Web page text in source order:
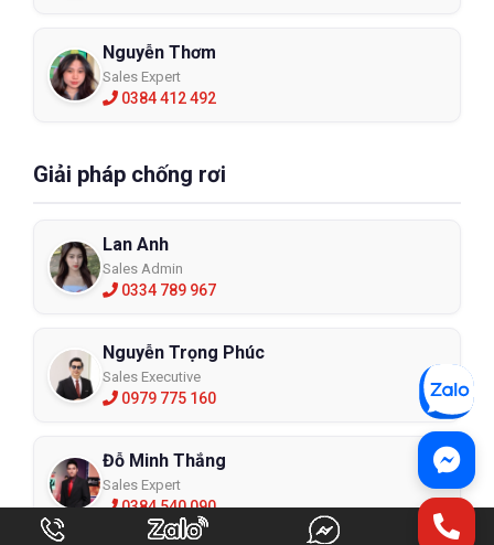
Nguyễn Thơm
Sales Expert
0384 412 492
Giải pháp chống rơi
Lan Anh
Sales Admin
0334 789 967
Nguyễn Trọng Phúc
Sales Executive
0979 775 160
Đỗ Minh Thắng
Sales Expert
0384 540 090